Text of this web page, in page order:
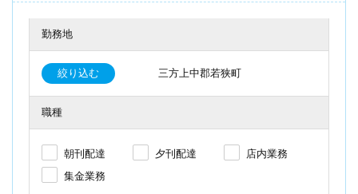
勤務地
絞り込む 三方上中郡若狭町
職種
朝刊配達 夕刊配達
店内業務
集金業務